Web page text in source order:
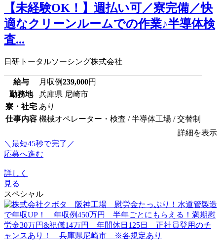
【未経験OK！】週払い可／寮完備／快
適なクリーンルームでの作業♪半導体検
査...
日研トータルソーシング株式会社
給与 月収例239,000円
勤務地
兵庫県 尼崎市
寮・社宅 あり
仕事内容 機械オペレーター・検査 / 半導体工場 / 交替制
詳細を表示
＼最短45秒で完了／
応募へ進む
詳しく
見る
スペシャル